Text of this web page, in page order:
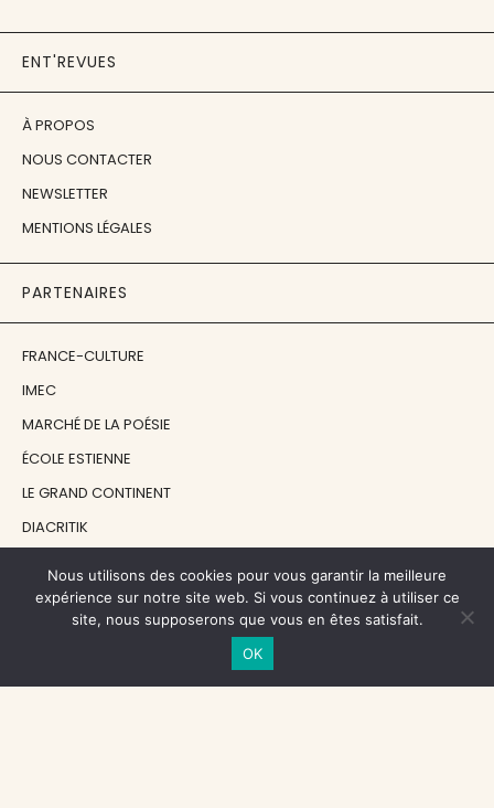
ENT'REVUES
À PROPOS
NOUS CONTACTER
NEWSLETTER
MENTIONS LÉGALES
PARTENAIRES
FRANCE-CULTURE
IMEC
MARCHÉ DE LA POÉSIE
ÉCOLE ESTIENNE
LE GRAND CONTINENT
DIACRITIK
NOS SOUTIENS
CENTRE NATIONAL DU LIVRE
Nous utilisons des cookies pour vous garantir la meilleure
expérience sur notre site web. Si vous continuez à utiliser ce
site, nous supposerons que vous en êtes satisfait.
OK